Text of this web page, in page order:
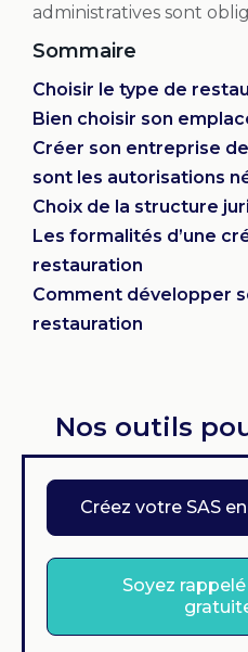
administratives sont
Sommaire
Choisir le type de
Bien choisir son
Créer son entreprise
sont les autorisations
Choix de la structure
Les formalités d’une
restauration
Comment développer
restauration
Nos outils
Créez votre SAS
Soyez